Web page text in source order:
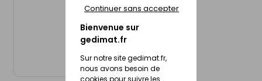
Bienvenue sur
gedimat.fr
Sur notre site gedimat.fr,
nous avons besoin de
cookies pour suivre les
Continuer sans accepter